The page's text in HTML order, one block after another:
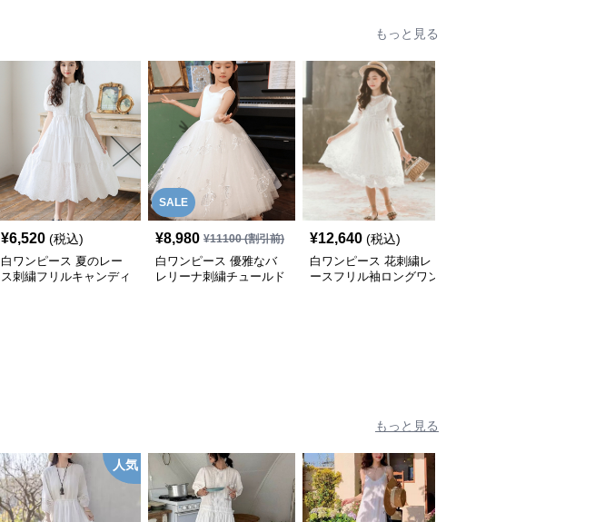
もっと見る
¥6,520 (税込)
白ワンピース 夏のレー
ス刺繍フリルキャンディ
SALE
¥8,980 ¥11100(割引前)
白ワンピース 優雅なバ
レリーナ刺繍チュールド
¥12,640 (税込)
白ワンピース 花刺繍レ
ースフリル袖ロングワン
もっと見る
人気